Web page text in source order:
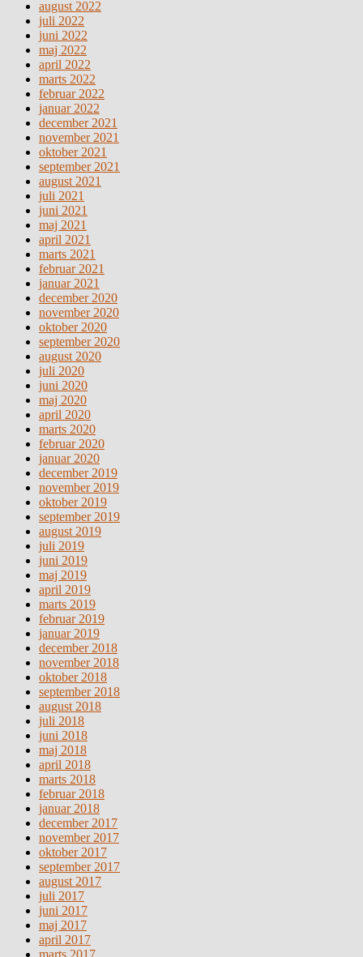
august 2022
juli 2022
juni 2022
maj 2022
april 2022
marts 2022
februar 2022
januar 2022
december 2021
november 2021
oktober 2021
september 2021
august 2021
juli 2021
juni 2021
maj 2021
april 2021
marts 2021
februar 2021
januar 2021
december 2020
november 2020
oktober 2020
september 2020
august 2020
juli 2020
juni 2020
maj 2020
april 2020
marts 2020
februar 2020
januar 2020
december 2019
november 2019
oktober 2019
september 2019
august 2019
juli 2019
juni 2019
maj 2019
april 2019
marts 2019
februar 2019
januar 2019
december 2018
november 2018
oktober 2018
september 2018
august 2018
juli 2018
juni 2018
maj 2018
april 2018
marts 2018
februar 2018
januar 2018
december 2017
november 2017
oktober 2017
september 2017
august 2017
juli 2017
juni 2017
maj 2017
april 2017
marts 2017